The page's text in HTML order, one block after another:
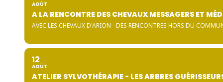
AOÛT
A LA RENCONTRE DES CHEVAUX MESSAGERS ET
AVEC LES CHEVAUX D'ARION - DES RENCONTRES HORS DU
12
AOÛT
ATELIER SYLVOTHÉRAPIE - LES ARBRES